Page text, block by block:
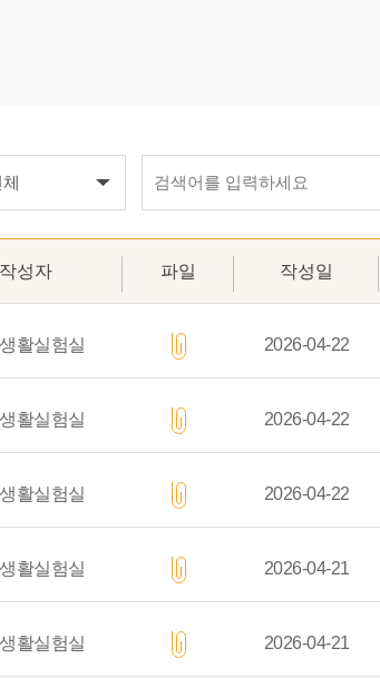
작성자 파일 작성일
활실험실 2026-04-22
활실험실 2026-04-22
활실험실 2026-04-22
활실험실 2026-04-21
활실험실 2026-04-21